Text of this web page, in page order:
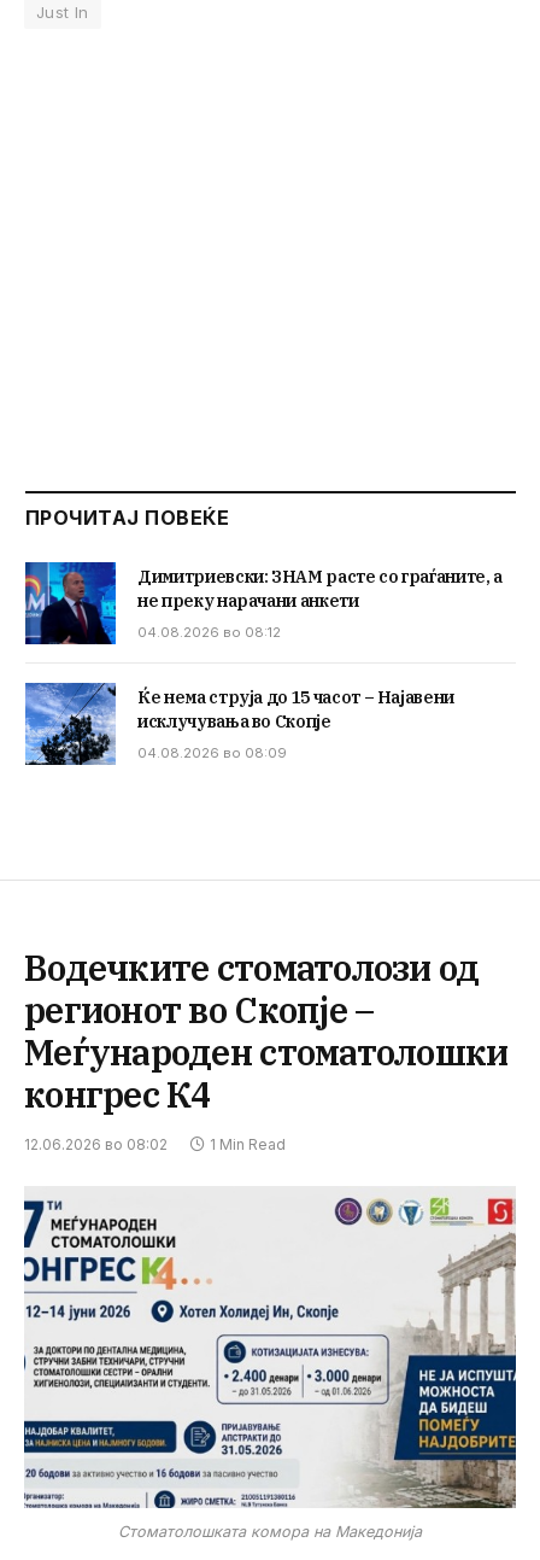
Just In
ПРОЧИТАЈ ПОВЕЌЕ
Димитриевски: ЗНАМ расте со граѓаните, а
не преку нарачани анкети
04.08.2026 во 08:12
Ќе нема струја до 15 часот – Најавени
исклучувања во Скопје
04.08.2026 во 08:09
Водечките стоматолози од
регионот во Скопје –
Меѓународен стоматолошки
конгрес К4
12.06.2026 во 08:02 1 Min Read
Стоматолошката комора на Македонија